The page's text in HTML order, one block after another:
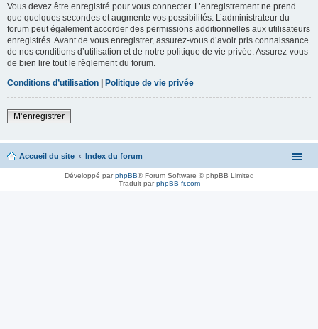
Vous devez être enregistré pour vous connecter. L’enregistrement ne prend
que quelques secondes et augmente vos possibilités. L’administrateur du
forum peut également accorder des permissions additionnelles aux utilisateurs
enregistrés. Avant de vous enregistrer, assurez-vous d’avoir pris connaissance
de nos conditions d’utilisation et de notre politique de vie privée. Assurez-vous
de bien lire tout le règlement du forum.
Conditions d’utilisation | Politique de vie privée
M’enregistrer
Accueil du site Index du forum
Développé parphpBB® Forum Software © phpBB Limited
Traduit parphpBB-fr.com